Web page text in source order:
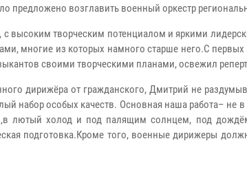
предложено возглавить военный оркестр
высоким творческим потенциалом и яркими
многие из которых намного старше него.С
своими творческими планами, освежил
дирижёра от гражданского, Дмитрий не
набор особых качеств. Основная наша работа– не
лютый холод и под палящим солнцем, под
подготовка.Кроме того, военные дирижеры